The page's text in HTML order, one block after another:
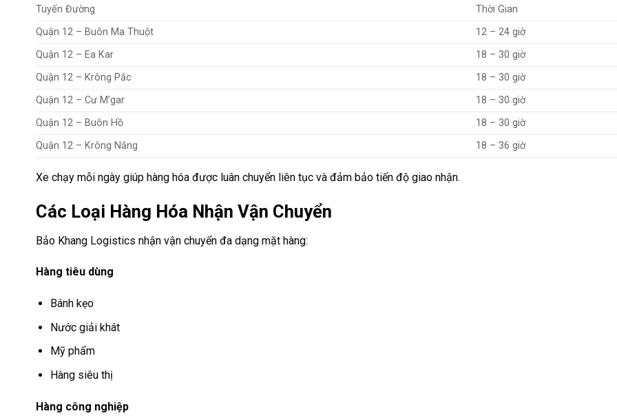
Tuyến Đường
Thời Gian
Quận 12 – Buôn Ma Thuột
12 – 24 giờ
Quận 12 – Ea Kar
18 – 30 giờ
Quận 12 – Krông Pắc
18 – 30 giờ
Quận 12 – Cư M’gar
18 – 30 giờ
Quận 12 – Buôn Hồ
18 – 30 giờ
Quận 12 – Krông Năng
18 – 36 giờ
Xe chạy mỗi ngày giúp hàng hóa được luân chuyển liên tục và đảm bảo tiến độ giao nhận.
Các Loại Hàng Hóa Nhận Vận Chuyển
Bảo Khang Logistics nhận vận chuyển đa dạng mặt hàng:
Hàng tiêu dùng
Bánh kẹo
Nước giải khát
Mỹ phẩm
Hàng siêu thị
Hàng công nghiệp